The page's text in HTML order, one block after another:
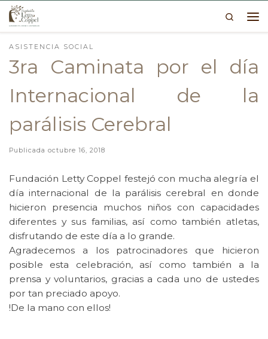
Skip to content
Search
ASISTENCIA SOCIAL
3ra Caminata por el día
Internacional de la
parálisis Cerebral
Publicada octubre 16, 2018
Fundación Letty Coppel festejó con mucha alegría el
día internacional de la parálisis cerebral en donde
hicieron presencia muchos niños con capacidades
diferentes y sus familias, así como también atletas,
disfrutando de este día a lo grande.
Agradecemos a los patrocinadores que hicieron
posible esta celebración, así como también a la
prensa y voluntarios, gracias a cada uno de ustedes
por tan preciado apoyo.
!De la mano con ellos!